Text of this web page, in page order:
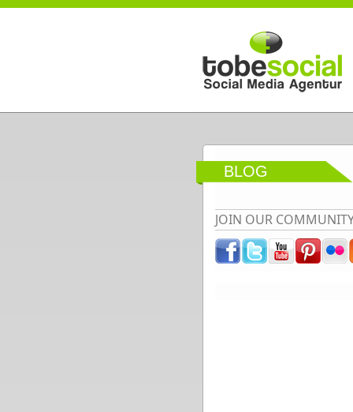
Direkt zum Inhalt
BLOG
JOIN OUR